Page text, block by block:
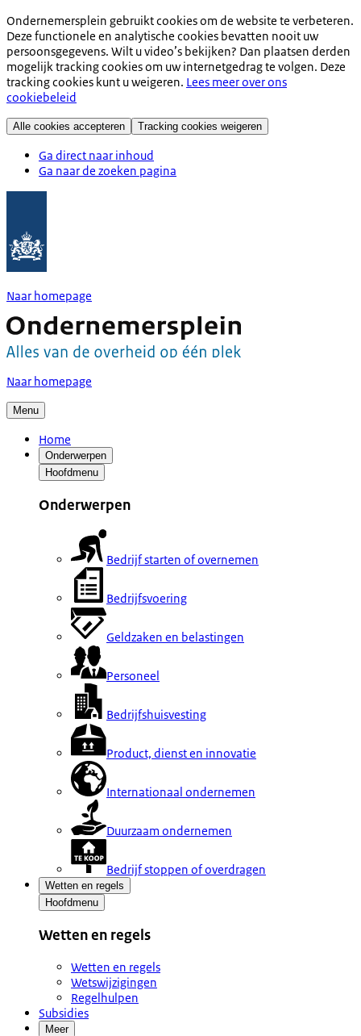
Ondernemersplein gebruikt cookies om de website te verbeteren.
Deze functionele en analytische cookies bevatten nooit uw
persoonsgegevens. Wilt u video’s bekijken? Dan plaatsen derden
mogelijk tracking cookies om uw internetgedrag te volgen. Deze
tracking cookies kunt u weigeren. Lees meer over ons
cookiebeleid
Alle cookies accepteren Tracking cookies weigeren
Ga direct naar inhoud
Ga naar de zoeken pagina
Naar homepage
Naar homepage
Menu
Home
Onderwerpen
Hoofdmenu
Onderwerpen
Bedrijf starten of overnemen
Bedrijfsvoering
Geldzaken en belastingen
Personeel
Bedrijfshuisvesting
Product, dienst en innovatie
Internationaal ondernemen
Duurzaam ondernemen
Bedrijf stoppen of overdragen
Wetten en regels
Hoofdmenu
Wetten en regels
Wetten en regels
Wetswijzigingen
Regelhulpen
Subsidies
Meer